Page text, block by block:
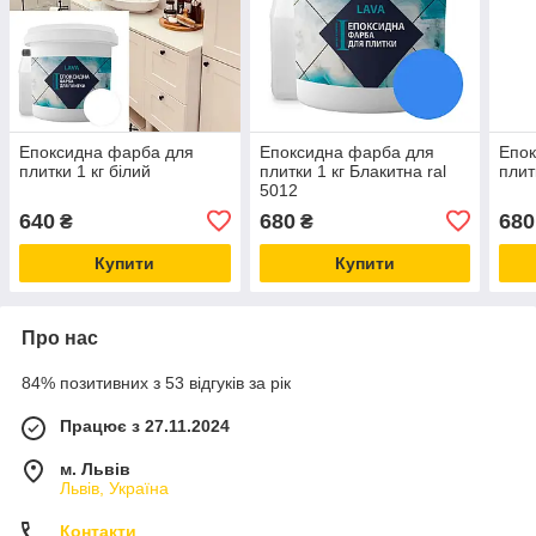
Епоксидна фарба для
плитки 1 кг білий
640 ₴
Купити
Епоксидна фарба для
плитки 1 кг Блакитна ral
5012
680₴
Купити
680
Про нас
84% позитивних з 53 відгуків за рік
Працює з 27.11.2024
м. Львів
Львів, Україна
Контакти